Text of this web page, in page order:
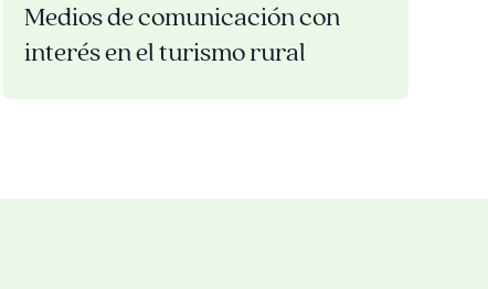
Medios de comunicación con
interés en el turismo rural